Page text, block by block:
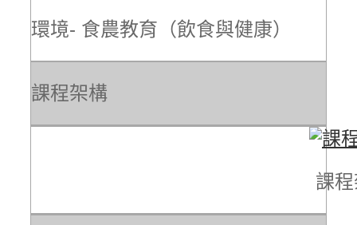
環境- 食農教育（飲食與健康）
課程架構
課